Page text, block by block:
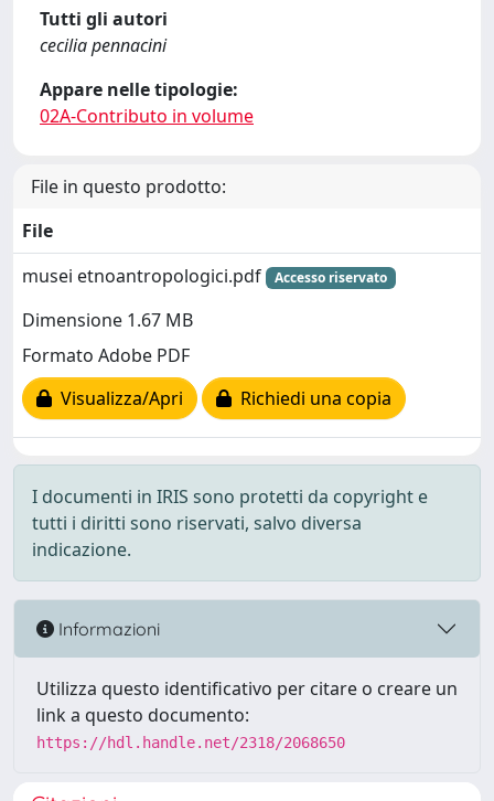
Tutti gli autori
cecilia pennacini
Appare nelle tipologie:
02A-Contributo in volume
File in questo prodotto:
File
musei etnoantropologici.pdf
Accesso riservato
Dimensione 1.67 MB
Formato Adobe PDF
Visualizza/Apri
Richiedi una copia
I documenti in IRIS sono protetti da copyright e
tutti i diritti sono riservati, salvo diversa
indicazione.
Informazioni
Utilizza questo identificativo per citare o creare un
link a questo documento:
https://hdl.handle.net/2318/2068650